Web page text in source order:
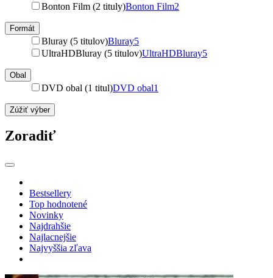
Bonton Film (2 tituly)Bonton Film2
Formát
Bluray (5 titulov)Bluray5
UltraHDBluray (5 titulov)UltraHDBluray5
Obal
DVD obal (1 titul)DVD obal1
Zúžiť výber
Zoradiť
Bestsellery
Top hodnotené
Novinky
Najdrahšie
Najlacnejšie
Najvyššia zľava